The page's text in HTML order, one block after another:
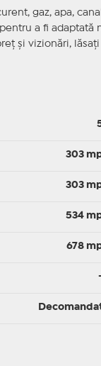
gaz, apa,
a fi adaptată
și vizionări,
303
303
534
678